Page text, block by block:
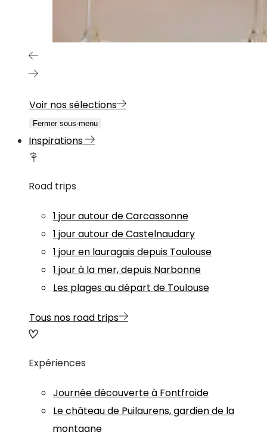
Voir nos sélections
Fermer sous-menu
Inspirations
Road trips
1 jour autour de Carcassonne
1 jour autour de Castelnaudary
1 jour en lauragais depuis Toulouse
1 jour à la mer, depuis Narbonne
Les plages au départ de Toulouse
Tous nos road trips
Expériences
Journée découverte à Fontfroide
Le château de Puilaurens, gardien de la
montagne